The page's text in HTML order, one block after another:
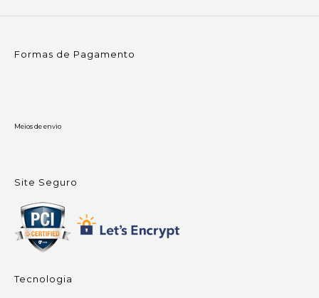
Formas de Pagamento
Meios de envio
Site Seguro
Tecnologia